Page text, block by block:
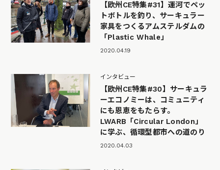
【欧州CE特集#31】運河でペッ
トボトルを釣り、サーキュラー
家具をつくるアムステルダムの
「Plastic Whale」
2020.04.19
インタビュー
【欧州CE特集#30】サーキュラ
ーエコノミーは、コミュニティ
にも恩恵をもたらす。
LWARB「Circular London」
に学ぶ、循環型都市への道のり
2020.04.03